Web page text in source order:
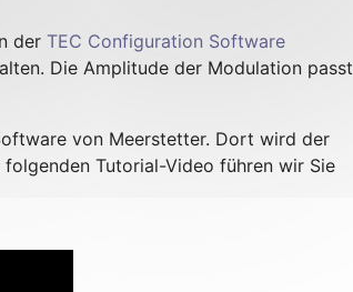
der TEC Configuration Software
Die Amplitude der Modulation passt
von Meerstetter. Dort wird der
Tutorial-Video führen wir Sie